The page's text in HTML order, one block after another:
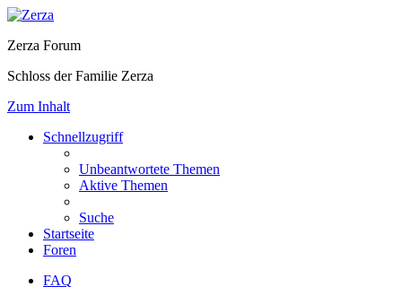
Zerza Forum
Schloss der Familie Zerza
Zum Inhalt
Schnellzugriff
Unbeantwortete Themen
Aktive Themen
Suche
Startseite
Foren
FAQ